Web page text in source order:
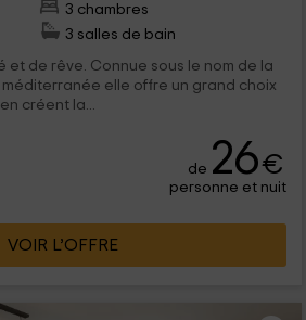
3 chambres
3 salles de bain
et de rêve. Connue sous le nom de la
elle offre un grand choix
créent la...
de 26€
personne et nuit
VOIR L’OFFRE